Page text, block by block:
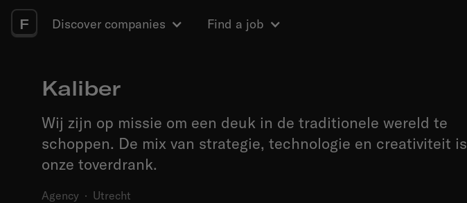
F Discover companies Find a job
Kaliber
Wij zijn op missie om een deuk in de traditionele wereld te
schoppen. De mix van strategie, technologie en creativiteit is
onze toverdrank.
Agency · Utrecht